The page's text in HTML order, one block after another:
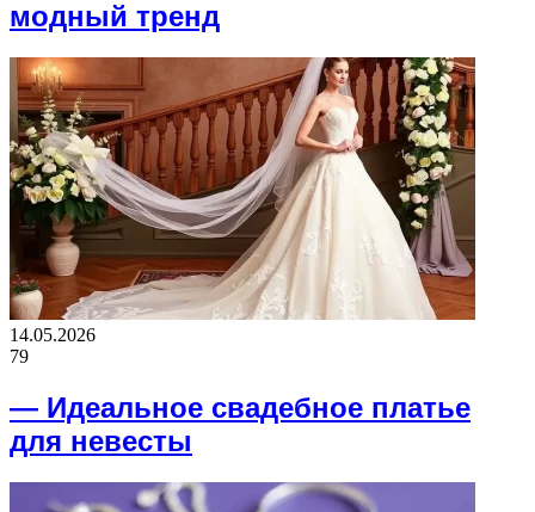
модный тренд
14.05.2026
79
— Идеальное свадебное платье
для невесты